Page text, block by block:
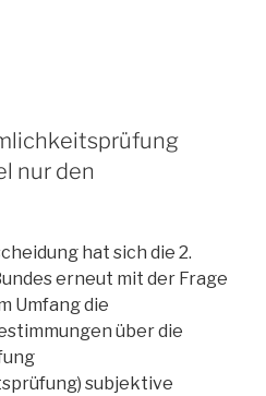
nur den
hat sich die 2.
erneut mit der Frage
Umfang die
über die
subjektive